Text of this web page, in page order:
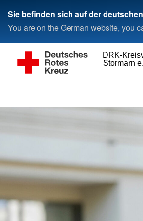
Sie befinden sich auf der
You are on the German website, you
Stormarn
DRK-